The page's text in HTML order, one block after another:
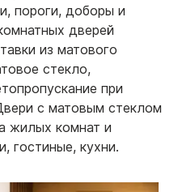
пороги, доборы и
дверей
из матового
стекло,
при
с матовым стеклом
жилых комнат и
гостиные, кухни.